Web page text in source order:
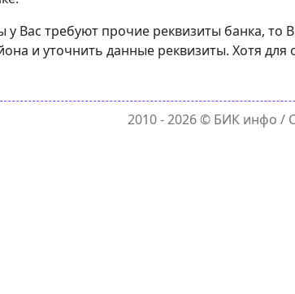
у Вас требуют прочие реквизиты банка,
и уточнить данные реквизиты. Хотя
2010 - 2026 © БИК инфо /